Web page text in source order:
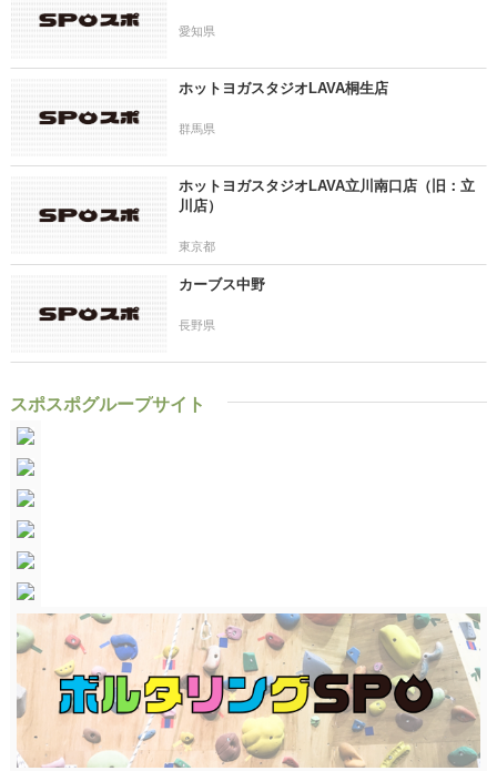
愛知県
ホットヨガスタジオLAVA桐生店
群馬県
ホットヨガスタジオLAVA立川南口店（旧：立
川店）
東京都
カーブス中野
長野県
スポスポグループサイト